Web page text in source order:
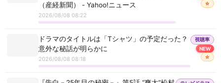
（産経新聞） - Yahoo!ニュース
2026/08/08 08:22
☆
ドラマのタイトルは「Tシャツ」の予定だった？
意外な秘話が明らかに
2026/08/08 08:18
視聴率
NEW
☆